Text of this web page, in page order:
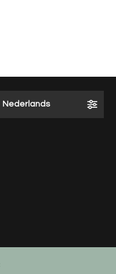
Nederlands